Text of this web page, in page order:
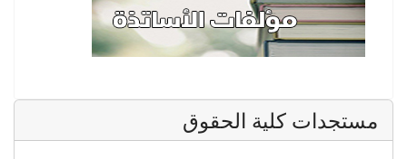
مستجدات كلية الحقوق